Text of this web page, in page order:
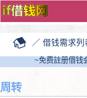
／ 借钱需求列
~免费註册借钱
周转